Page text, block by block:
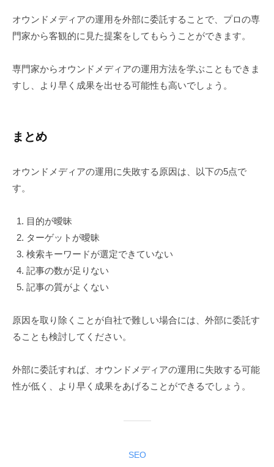
オウンドメディアの運用を外部に委託することで、プロの専
門家から客観的に見た提案をしてもらうことができます。
専門家からオウンドメディアの運用方法を学ぶこともできま
すし、より早く成果を出せる可能性も高いでしょう。
まとめ
オウンドメディアの運用に失敗する原因は、以下の5点で
す。
目的が曖昧
ターゲットが曖昧
検索キーワードが選定できていない
記事の数が足りない
記事の質がよくない
原因を取り除くことが自社で難しい場合には、外部に委託す
ることも検討してください。
外部に委託すれば、オウンドメディアの運用に失敗する可能
性が低く、より早く成果をあげることができるでしょう。
SEO